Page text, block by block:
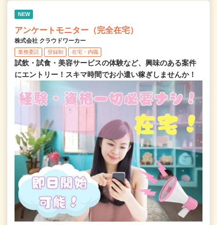
NEW
アンケートモニター（完全在宅）
株式会社 クラウドワーカー
業務委託 登録制 在宅・内職
試飲・試食・美容サービスの体験など、興味のある案件
にエントリー！スキマ時間でお小遣い稼ぎしませんか！